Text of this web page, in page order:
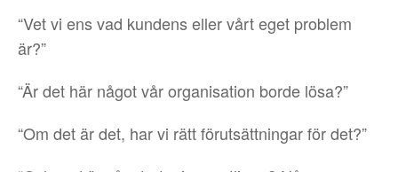
“Vet vi ens vad kundens eller vårt eget problem
är?”
“Är det här något vår organisation borde lösa?”
“Om det är det, har vi rätt förutsättningar för det?”